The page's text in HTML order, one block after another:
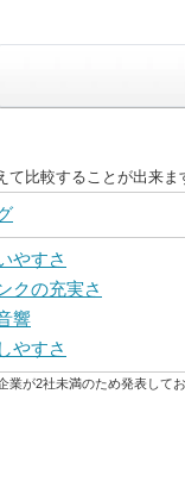
比較することが出来ま
やすさ
クの充実さ
響
やすさ
が2社未満のため発表してお